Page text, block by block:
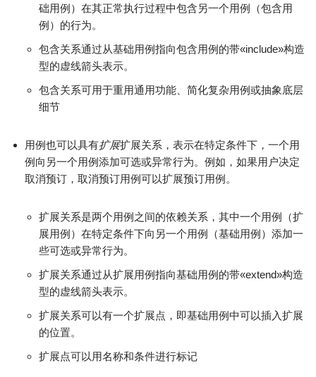
础用例）在其正常执行过程中包含另一个用例（包含用
例）的行为。
包含关系通过从基础用例指向包含用例的带«include»构造
型的虚线箭头表示。
包含关系可用于重用通用功能、简化复杂用例或抽象底层
细节
用例也可以具有扩展扩展关系，表示在特定条件下，一个用
例向另一个用例添加可选或异常行为。例如，如果用户决定
取消预订，取消预订用例可以扩展预订用例。
扩展关系是两个用例之间的依赖关系，其中一个用例（扩
展用例）在特定条件下向另一个用例（基础用例）添加一
些可选或异常行为。
扩展关系通过从扩展用例指向基础用例的带«extend»构造
型的虚线箭头表示。
扩展关系可以有一个扩展点，即基础用例中可以插入扩展
的位置。
扩展点可以用名称和条件进行标记